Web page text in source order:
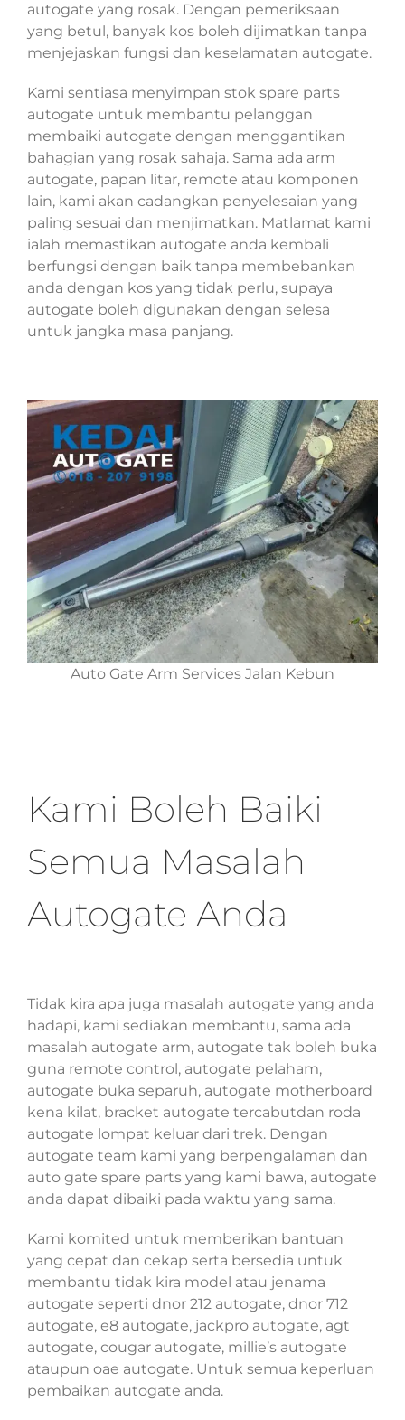
autogate yang rosak. Dengan pemeriksaan
yang betul, banyak kos boleh dijimatkan tanpa
menjejaskan fungsi dan keselamatan autogate.
Kami sentiasa menyimpan stok spare parts
autogate untuk membantu pelanggan
membaiki autogate dengan menggantikan
bahagian yang rosak sahaja. Sama ada arm
autogate, papan litar, remote atau komponen
lain, kami akan cadangkan penyelesaian yang
paling sesuai dan menjimatkan. Matlamat kami
ialah memastikan autogate anda kembali
berfungsi dengan baik tanpa membebankan
anda dengan kos yang tidak perlu, supaya
autogate boleh digunakan dengan selesa
untuk jangka masa panjang.
Auto Gate Arm Services Jalan Kebun
Kami Boleh Baiki
Semua Masalah
Autogate Anda
Tidak kira apa juga masalah autogate yang anda
hadapi, kami sediakan membantu, sama ada
masalah autogate arm, autogate tak boleh buka
guna remote control, autogate pelaham,
autogate buka separuh, autogate motherboard
kena kilat, bracket autogate tercabutdan roda
autogate lompat keluar dari trek. Dengan
autogate team kami yang berpengalaman dan
auto gate spare parts yang kami bawa, autogate
anda dapat dibaiki pada waktu yang sama.
Kami komited untuk memberikan bantuan
yang cepat dan cekap serta bersedia untuk
membantu tidak kira model atau jenama
autogate seperti dnor 212 autogate, dnor 712
autogate, e8 autogate, jackpro autogate, agt
autogate, cougar autogate, millie’s autogate
ataupun oae autogate. Untuk semua keperluan
pembaikan autogate anda.